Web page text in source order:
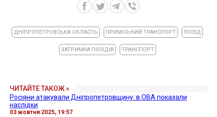
ДНІПРОПЕТРОВСЬКА ОБЛАСТЬ ПРИМІСЬКИЙ ТРАНСПОРТ ПОЇЗД
ЗАТРИМКА ПОЇЗДІВ ТРАНСПОРТ
ЧИТАЙТЕ ТАКОЖ »
Росіяни атакували Дніпропетровщину: в ОВА показали
наслідки
03 жовтня 2025, 19:57